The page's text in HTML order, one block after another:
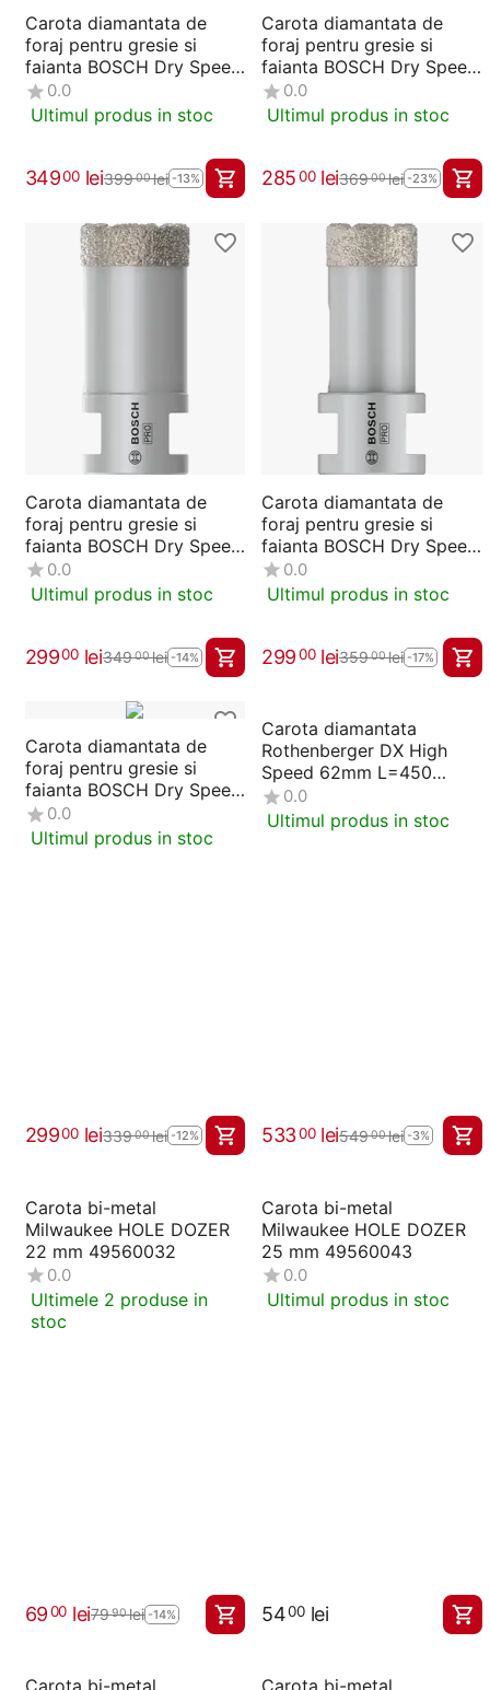
Carota diamantata de
foraj pentru gresie si
faianta BOSCH Dry Speed
45 mm (2608587124)
0.0
Ultimul produs in stoc
34900 lei39900lei -13%
Carota diamantata de
foraj pentru gresie si
faianta BOSCH Dry Speed
40 mm (2608587123)
0.0
Ultimul produs in stoc
28500 lei36900lei -23%
Carota diamantata de
foraj pentru gresie si
faianta BOSCH Dry Speed
30 mm (2608587119)
0.0
Ultimul produs in stoc
29900 lei34900lei -14%
Carota diamantata de
foraj pentru gresie si
faianta BOSCH Dry Speed
25 mm (2608587117)
0.0
Ultimul produs in stoc
29900 lei35900lei -17%
Carota diamantata de
foraj pentru gresie si
faianta BOSCH Dry Speed
20 mm (2608587115)
0.0
Ultimul produs in stoc
29900 lei33900lei -12%
Carota diamantata
Rothenberger DX High
Speed 62mm L=450
FF44060
0.0
Ultimul produs in stoc
53300 lei54900lei -3%
Carota bi-metal
Milwaukee HOLE DOZER
22 mm 49560032
0.0
Ultimele 2 produse in
stoc
6900 lei7990lei -14%
Carota bi-metal
Milwaukee HOLE DOZER
25 mm 49560043
0.0
Ultimul produs in stoc
5400 lei
Carota bi-metal Carota bi-metal